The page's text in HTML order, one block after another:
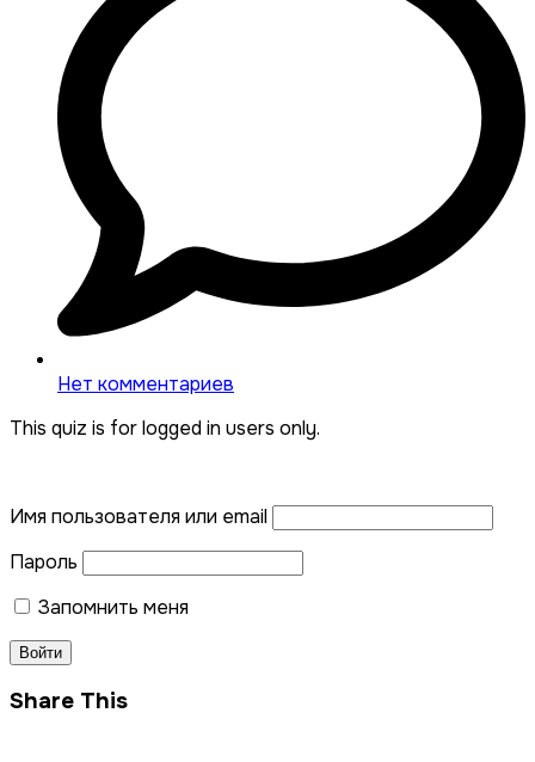
Нет комментариев
This quiz is for logged in users only.
Имя пользователя или email
Пароль
Запомнить меня
Share This